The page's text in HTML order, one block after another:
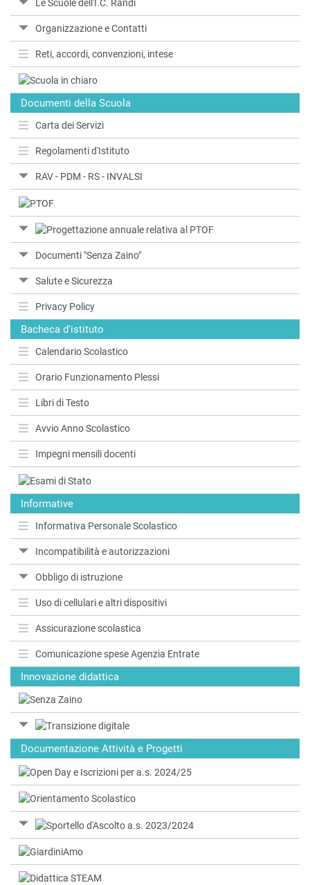
Le Scuole dell'I.C. Randi
Organizzazione e Contatti
Reti, accordi, convenzioni, intese
Documenti della Scuola
Carta dei Servizi
Regolamenti d'Istituto
RAV - PDM - RS - INVALSI
Documenti "Senza Zaino"
Salute e Sicurezza
Privacy Policy
Bacheca d'istituto
Calendario Scolastico
Orario Funzionamento Plessi
Libri di Testo
Avvio Anno Scolastico
Impegni mensili docenti
Informative
Informativa Personale Scolastico
Incompatibilità e autorizzazioni
Obbligo di istruzione
Uso di cellulari e altri dispositivi
Assicurazione scolastica
Comunicazione spese Agenzia Entrate
Innovazione didattica
Documentazione Attività e Progetti